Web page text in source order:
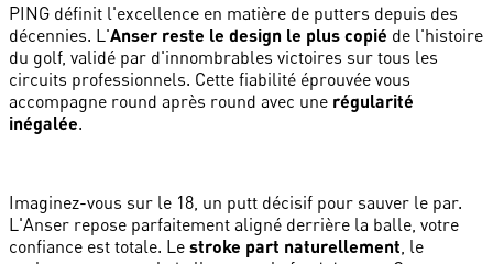
PING définit l'excellence en matière de putters depuis des
décennies. L'Anser reste le design le plus copié de l'histoire
du golf, validé par d'innombrables victoires sur tous les
circuits professionnels. Cette fiabilité éprouvée vous
accompagne round après round avec une régularité
inégalée.
Imaginez-vous sur le 18, un putt décisif pour sauver le par.
L'Anser repose parfaitement aligné derrière la balle, votre
confiance est totale. Le stroke part naturellement , le